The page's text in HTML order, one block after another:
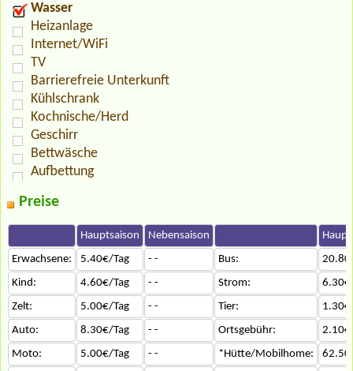
Wasser
Heizanlage
Internet/WiFi
TV
Barrierefreie Unterkunft
Kühlschrank
Kochnische/Herd
Geschirr
Bettwäsche
Aufbettung
Preise
Hauptsaison Nebensaison
Erwachsene:
5.40€/Tag - - Bus:
Kind:
4.60€/Tag - - Strom:
Zelt:
5.00€/Tag - - Tier:
Auto:
8.30€/Tag - - Ortsgebühr:
Moto:
5.00€/Tag - - *Hütte/Mobilhome: